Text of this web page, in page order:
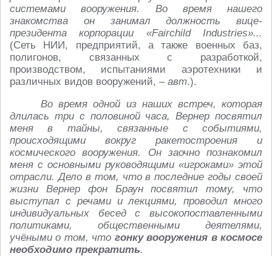
системами вооружения. Во время нашего
знакомства он занимал должность вице-
президента корпорации «Fairchild Industries»...
(Сеть НИИ, предприятий, а также военных баз,
полигонов, связанных с разработкой,
производством, испытаниями аэротехники и
различных видов вооружений, – авт.).
Во время одной из наших встреч, которая
длилась три с половиной часа, Вернер посвятил
меня в тайны, связанные с событиями,
происходящими вокруг ракетостроения и
космического вооружения. Он заочно познакомил
меня с основными руководящими «игроками» этой
отрасли. Дело в том, что в последние годы своей
жизни Вернер фон Браун посвятил тому, что
выступал с речами и лекциями, проводил много
индивидуальных бесед с высокопоставленными
политиками, общественными деятелями,
учёными о том, что гонку вооружения в космосе
необходимо прекратить.